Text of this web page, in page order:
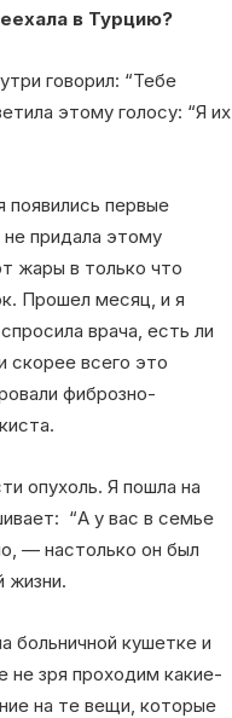
в Турцию?
говорил: “Тебе
этому голосу: “Я их
появились первые
придала этому
жары в только что
Прошел месяц, и я
врача, есть ли
скорее всего это
фиброзно-
опухоль. Я пошла на
“А у вас в семье
— настолько он был
жизни.
больничной кушетке и
зря проходим какие-
на те вещи, которые